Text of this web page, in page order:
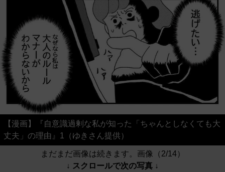
【漫画】『自意識過剰な私が知った「ちゃんとしなくても大
丈夫」の理由』1（ゆきさん提供）
まだまだ画像は続きます。画像（2/14）
↓ スクロールで次の写真 ↓